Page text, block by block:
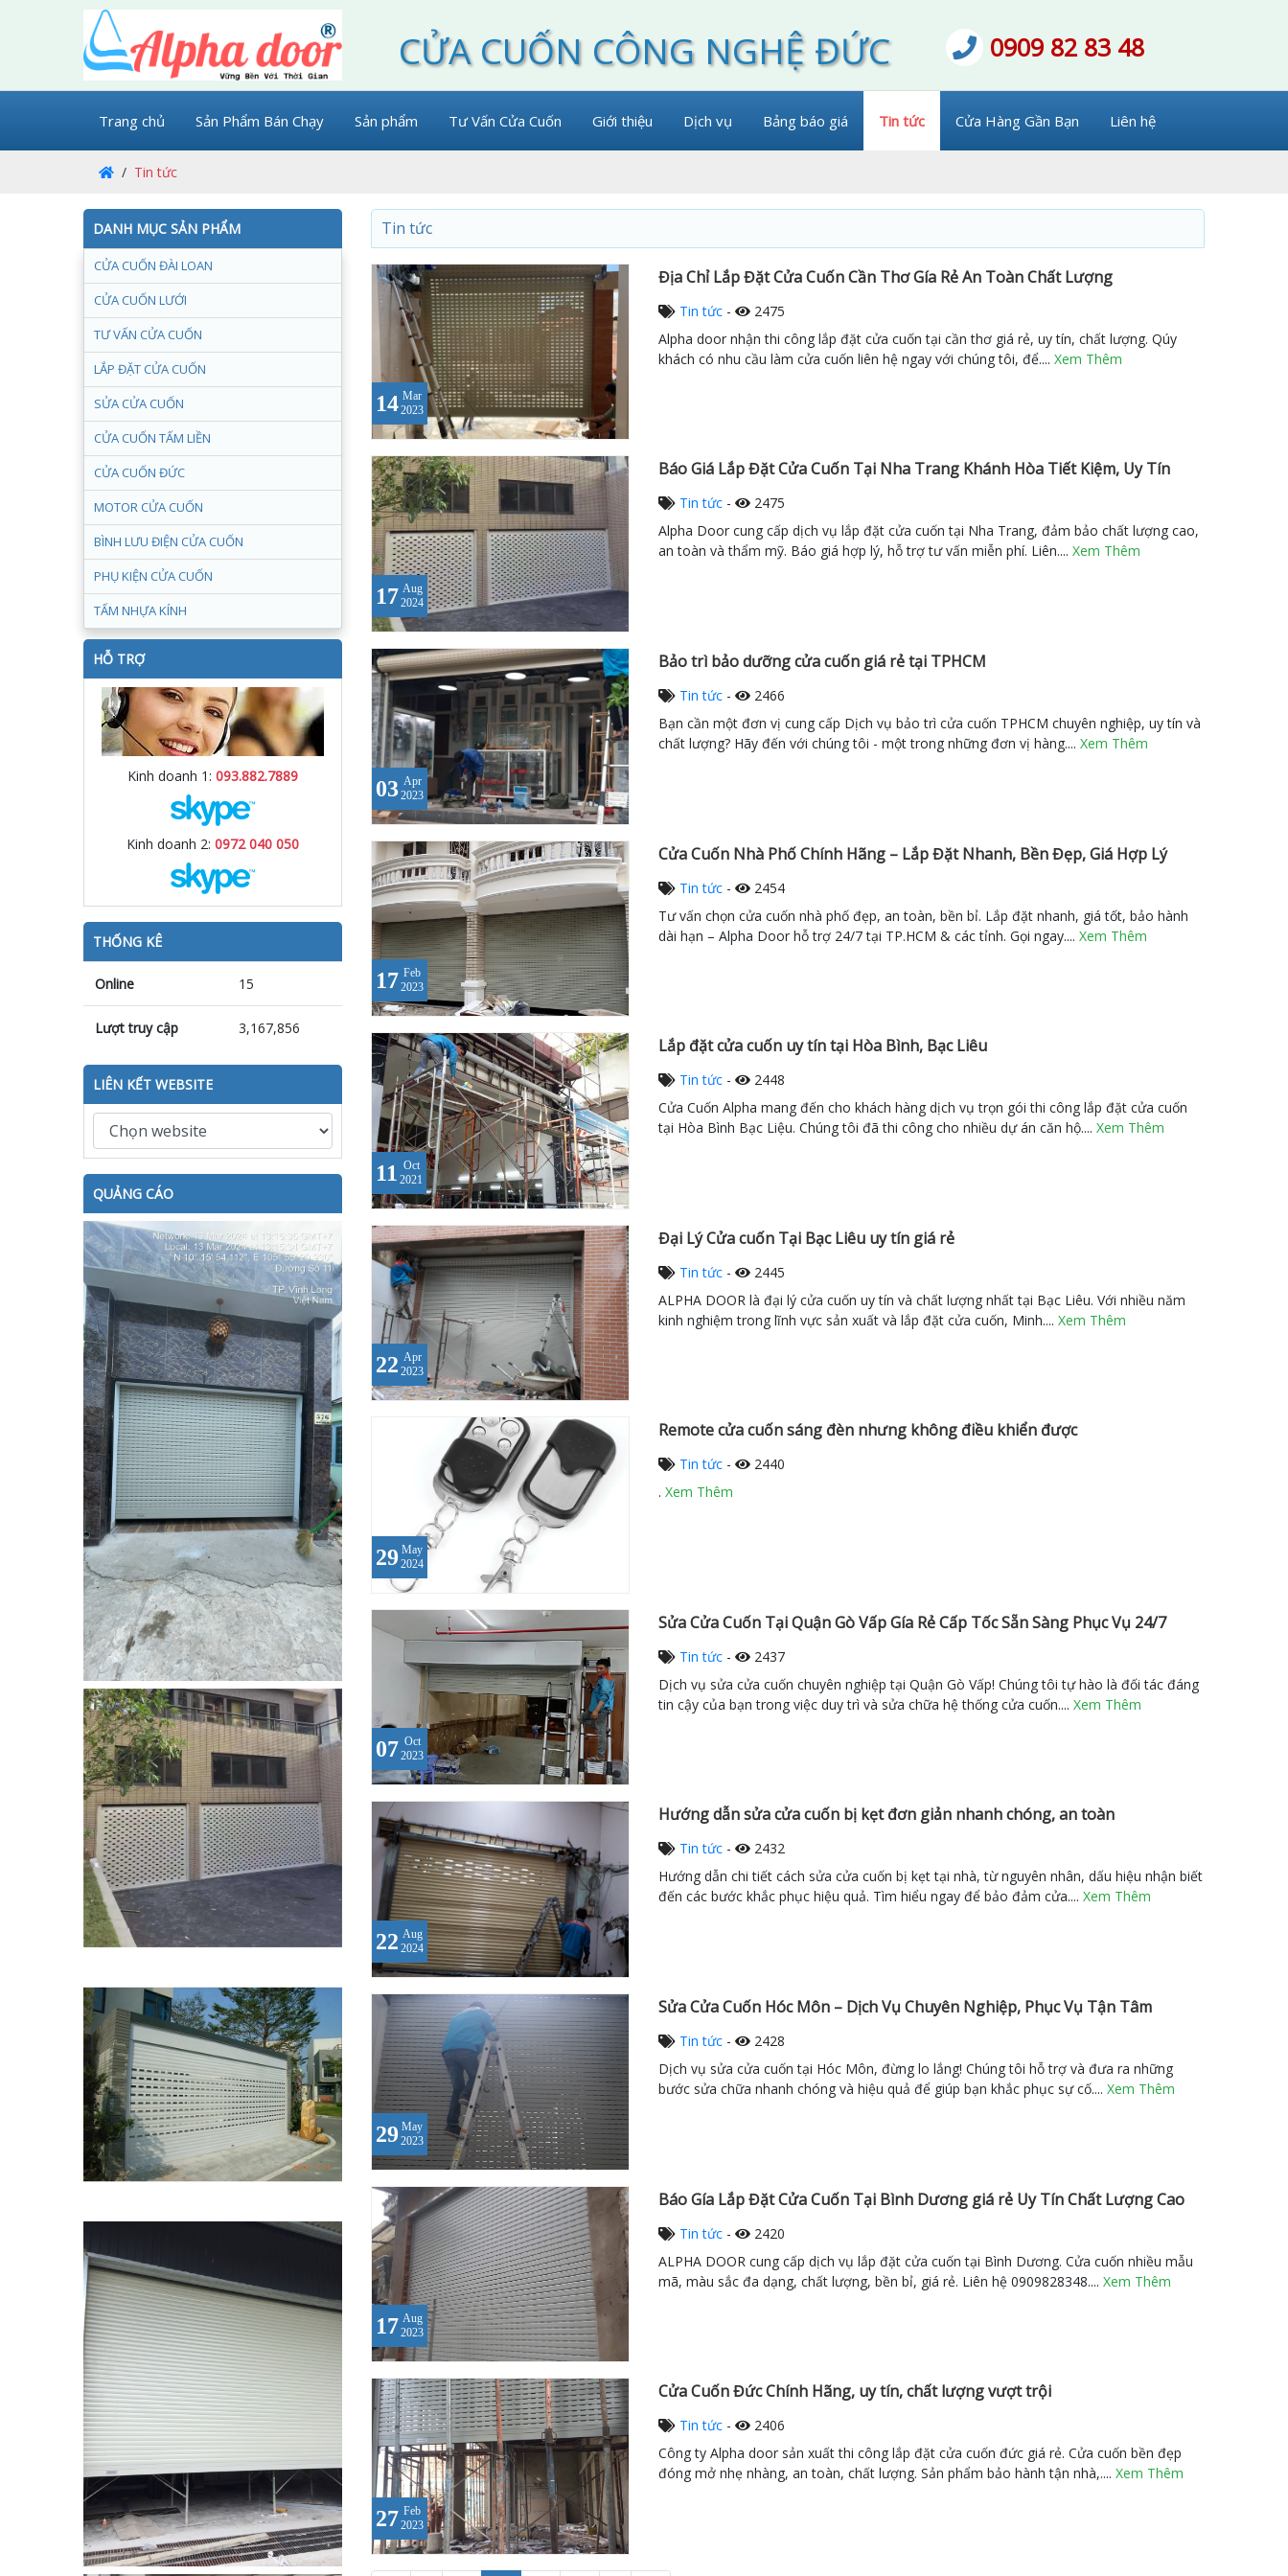
CỬA CUỐN CÔNG NGHỆ ĐỨC 0909 82 83 48
Trang chủ Sản Phẩm Bán Chạy Sản phẩm Tư Vấn Cửa Cuốn Giới thiệu Dịch vụ Bảng báo giá Tin tức Cửa Hàng Gần Bạn Liên hệ
Tin tức
DANH MỤC SẢN PHẨM
CỬA CUỐN ĐÀI LOAN
CỬA CUỐN LƯỚI
TƯ VẤN CỬA CUỐN
LẮP ĐẶT CỬA CUỐN
SỬA CỬA CUỐN
CỬA CUỐN TẤM LIỀN
CỬA CUỐN ĐỨC
MOTOR CỬA CUỐN
BÌNH LƯU ĐIỆN CỬA CUỐN
PHỤ KIỆN CỬA CUỐN
TẤM NHỰA KÍNH
HỖ TRỢ
Kinh doanh 1: 093.882.7889
Kinh doanh 2: 0972 040 050
THỐNG KÊ
Online 15
Lượt truy cập 3,167,856
LIÊN KẾT WEBSITE
QUẢNG CÁO
Tin tức
14 Mar
2023
Địa Chỉ Lắp Đặt Cửa Cuốn Cần Thơ Gía Rẻ An Toàn Chất Lượng
Tin tức -
2475
Alpha door nhận thi công lắp đặt cửa cuốn tại cần thơ giá rẻ, uy tín, chất lượng. Qúy
khách có nhu cầu làm cửa cuốn liên hệ ngay với chúng tôi, để.... Xem Thêm
17 Aug
2024
Báo Giá Lắp Đặt Cửa Cuốn Tại Nha Trang Khánh Hòa Tiết Kiệm, Uy Tín
Tin tức -
2475
Alpha Door cung cấp dịch vụ lắp đặt cửa cuốn tại Nha Trang, đảm bảo chất lượng cao,
an toàn và thẩm mỹ. Báo giá hợp lý, hỗ trợ tư vấn miễn phí. Liên.... Xem Thêm
03 Apr
2023
Bảo trì bảo dưỡng cửa cuốn giá rẻ tại TPHCM
Tin tức -
2466
Bạn cần một đơn vị cung cấp Dịch vụ bảo trì cửa cuốn TPHCM chuyên nghiệp, uy tín và
chất lượng? Hãy đến với chúng tôi - một trong những đơn vị hàng.... Xem Thêm
17 Feb
2023
Cửa Cuốn Nhà Phố Chính Hãng – Lắp Đặt Nhanh, Bền Đẹp, Giá Hợp Lý
Tin tức -
2454
Tư vấn chọn cửa cuốn nhà phố đẹp, an toàn, bền bỉ. Lắp đặt nhanh, giá tốt, bảo hành
dài hạn – Alpha Door hỗ trợ 24/7 tại TP.HCM & các tỉnh. Gọi ngay.... Xem Thêm
11 Oct
2021
Lắp đặt cửa cuốn uy tín tại Hòa Bình, Bạc Liêu
Tin tức -
2448
Cửa Cuốn Alpha mang đến cho khách hàng dịch vụ trọn gói thi công lắp đặt cửa cuốn
tại Hòa Bình Bạc Liệu. Chúng tôi đã thi công cho nhiều dự án căn hộ.... Xem Thêm
22 Apr
2023
Đại Lý Cửa cuốn Tại Bạc Liêu uy tín giá rẻ
Tin tức -
2445
ALPHA DOOR là đại lý cửa cuốn uy tín và chất lượng nhất tại Bạc Liêu. Với nhiều năm
kinh nghiệm trong lĩnh vực sản xuất và lắp đặt cửa cuốn, Minh.... Xem Thêm
29 May
2024
Remote cửa cuốn sáng đèn nhưng không điều khiển được
Tin tức -
2440
. Xem Thêm
07 Oct
2023
Sửa Cửa Cuốn Tại Quận Gò Vấp Gía Rẻ Cấp Tốc Sẵn Sàng Phục Vụ 24/7
Tin tức -
2437
Dịch vụ sửa cửa cuốn chuyên nghiệp tại Quận Gò Vấp! Chúng tôi tự hào là đối tác đáng
tin cậy của bạn trong việc duy trì và sửa chữa hệ thống cửa cuốn.... Xem Thêm
22 Aug
2024
Hướng dẫn sửa cửa cuốn bị kẹt đơn giản nhanh chóng, an toàn
Tin tức -
2432
Hướng dẫn chi tiết cách sửa cửa cuốn bị kẹt tại nhà, từ nguyên nhân, dấu hiệu nhận biết
đến các bước khắc phục hiệu quả. Tìm hiểu ngay để bảo đảm cửa.... Xem Thêm
29 May
2023
Sửa Cửa Cuốn Hóc Môn – Dịch Vụ Chuyên Nghiệp, Phục Vụ Tận Tâm
Tin tức -
2428
Dịch vụ sửa cửa cuốn tại Hóc Môn, đừng lo lắng! Chúng tôi hỗ trợ và đưa ra những
bước sửa chữa nhanh chóng và hiệu quả để giúp bạn khắc phục sự cố.... Xem Thêm
17 Aug
2023
Báo Gía Lắp Đặt Cửa Cuốn Tại Bình Dương giá rẻ Uy Tín Chất Lượng Cao
Tin tức -
2420
ALPHA DOOR cung cấp dịch vụ lắp đặt cửa cuốn tại Bình Dương. Cửa cuốn nhiều mẫu
mã, màu sắc đa dạng, chất lượng, bền bỉ, giá rẻ. Liên hệ 0909828348.... Xem Thêm
27 Feb
2023
Cửa Cuốn Đức Chính Hãng, uy tín, chất lượng vượt trội
Tin tức -
2406
Công ty Alpha door sản xuất thi công lắp đặt cửa cuốn đức giá rẻ. Cửa cuốn bền đẹp
đóng mở nhẹ nhàng, an toàn, chất lượng. Sản phẩm bảo hành tận nhà,.... Xem Thêm